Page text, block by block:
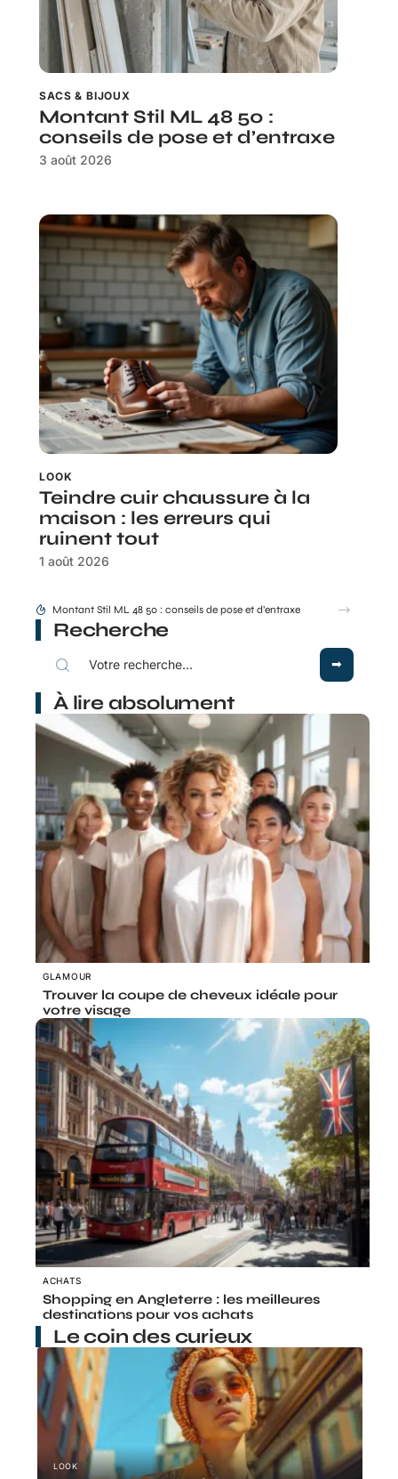
SACS & BIJOUX
Montant Stil ML 48 50 :
conseils de pose et d’entraxe
3 août 2026
LOOK
Teindre cuir chaussure à la
maison : les erreurs qui
ruinent tout
1 août 2026
Montant Stil ML 48 50 : conseils de pose et d’entraxe
Recherche
À lire absolument
GLAMOUR
Trouver la coupe de cheveux idéale pour
votre visage
ACHATS
Shopping en Angleterre : les meilleures
destinations pour vos achats
Le coin des curieux
LOOK